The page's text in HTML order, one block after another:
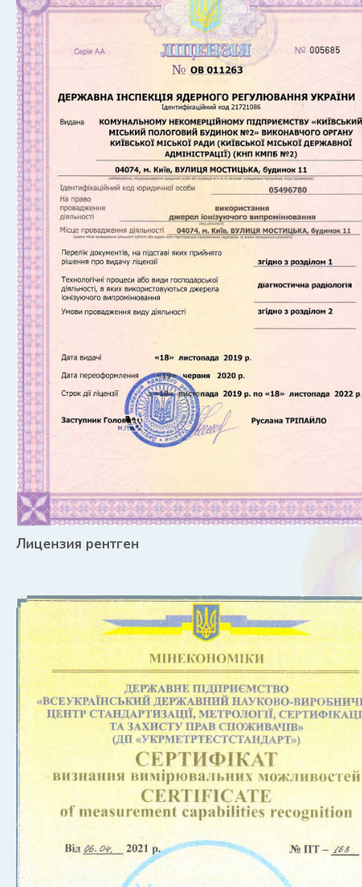
Лицензия рентген